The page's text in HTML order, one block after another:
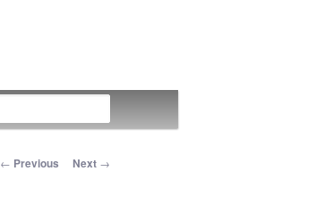
Post navigation
← Previous Next →